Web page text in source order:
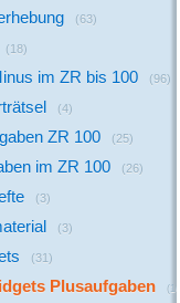
(63)
(18)
im ZR bis 100 (96)
(4)
ZR 100 (25)
im ZR 100 (26)
(3)
(3)
(31)
Plusaufgaben (16)